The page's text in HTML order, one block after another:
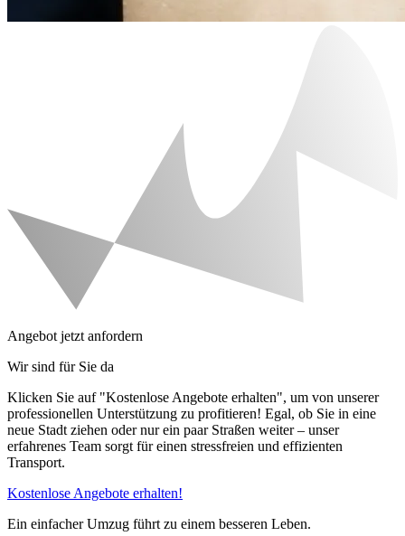
Angebot jetzt anfordern
Wir sind für Sie da
Klicken Sie auf "Kostenlose Angebote erhalten", um von unserer
professionellen Unterstützung zu profitieren! Egal, ob Sie in eine
neue Stadt ziehen oder nur ein paar Straßen weiter – unser
erfahrenes Team sorgt für einen stressfreien und effizienten
Transport.
Kostenlose Angebote erhalten!
Ein einfacher Umzug führt zu einem besseren Leben.